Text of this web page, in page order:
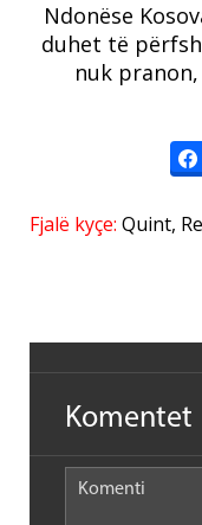
Ndonëse
duhet të
nuk
Fjalë kyçe: Quint,
Komentet